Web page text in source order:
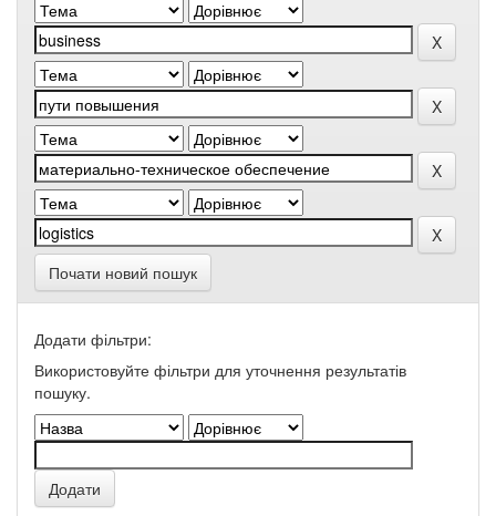
Почати новий пошук
Додати фільтри:
Використовуйте фільтри для уточнення результатів
пошуку.